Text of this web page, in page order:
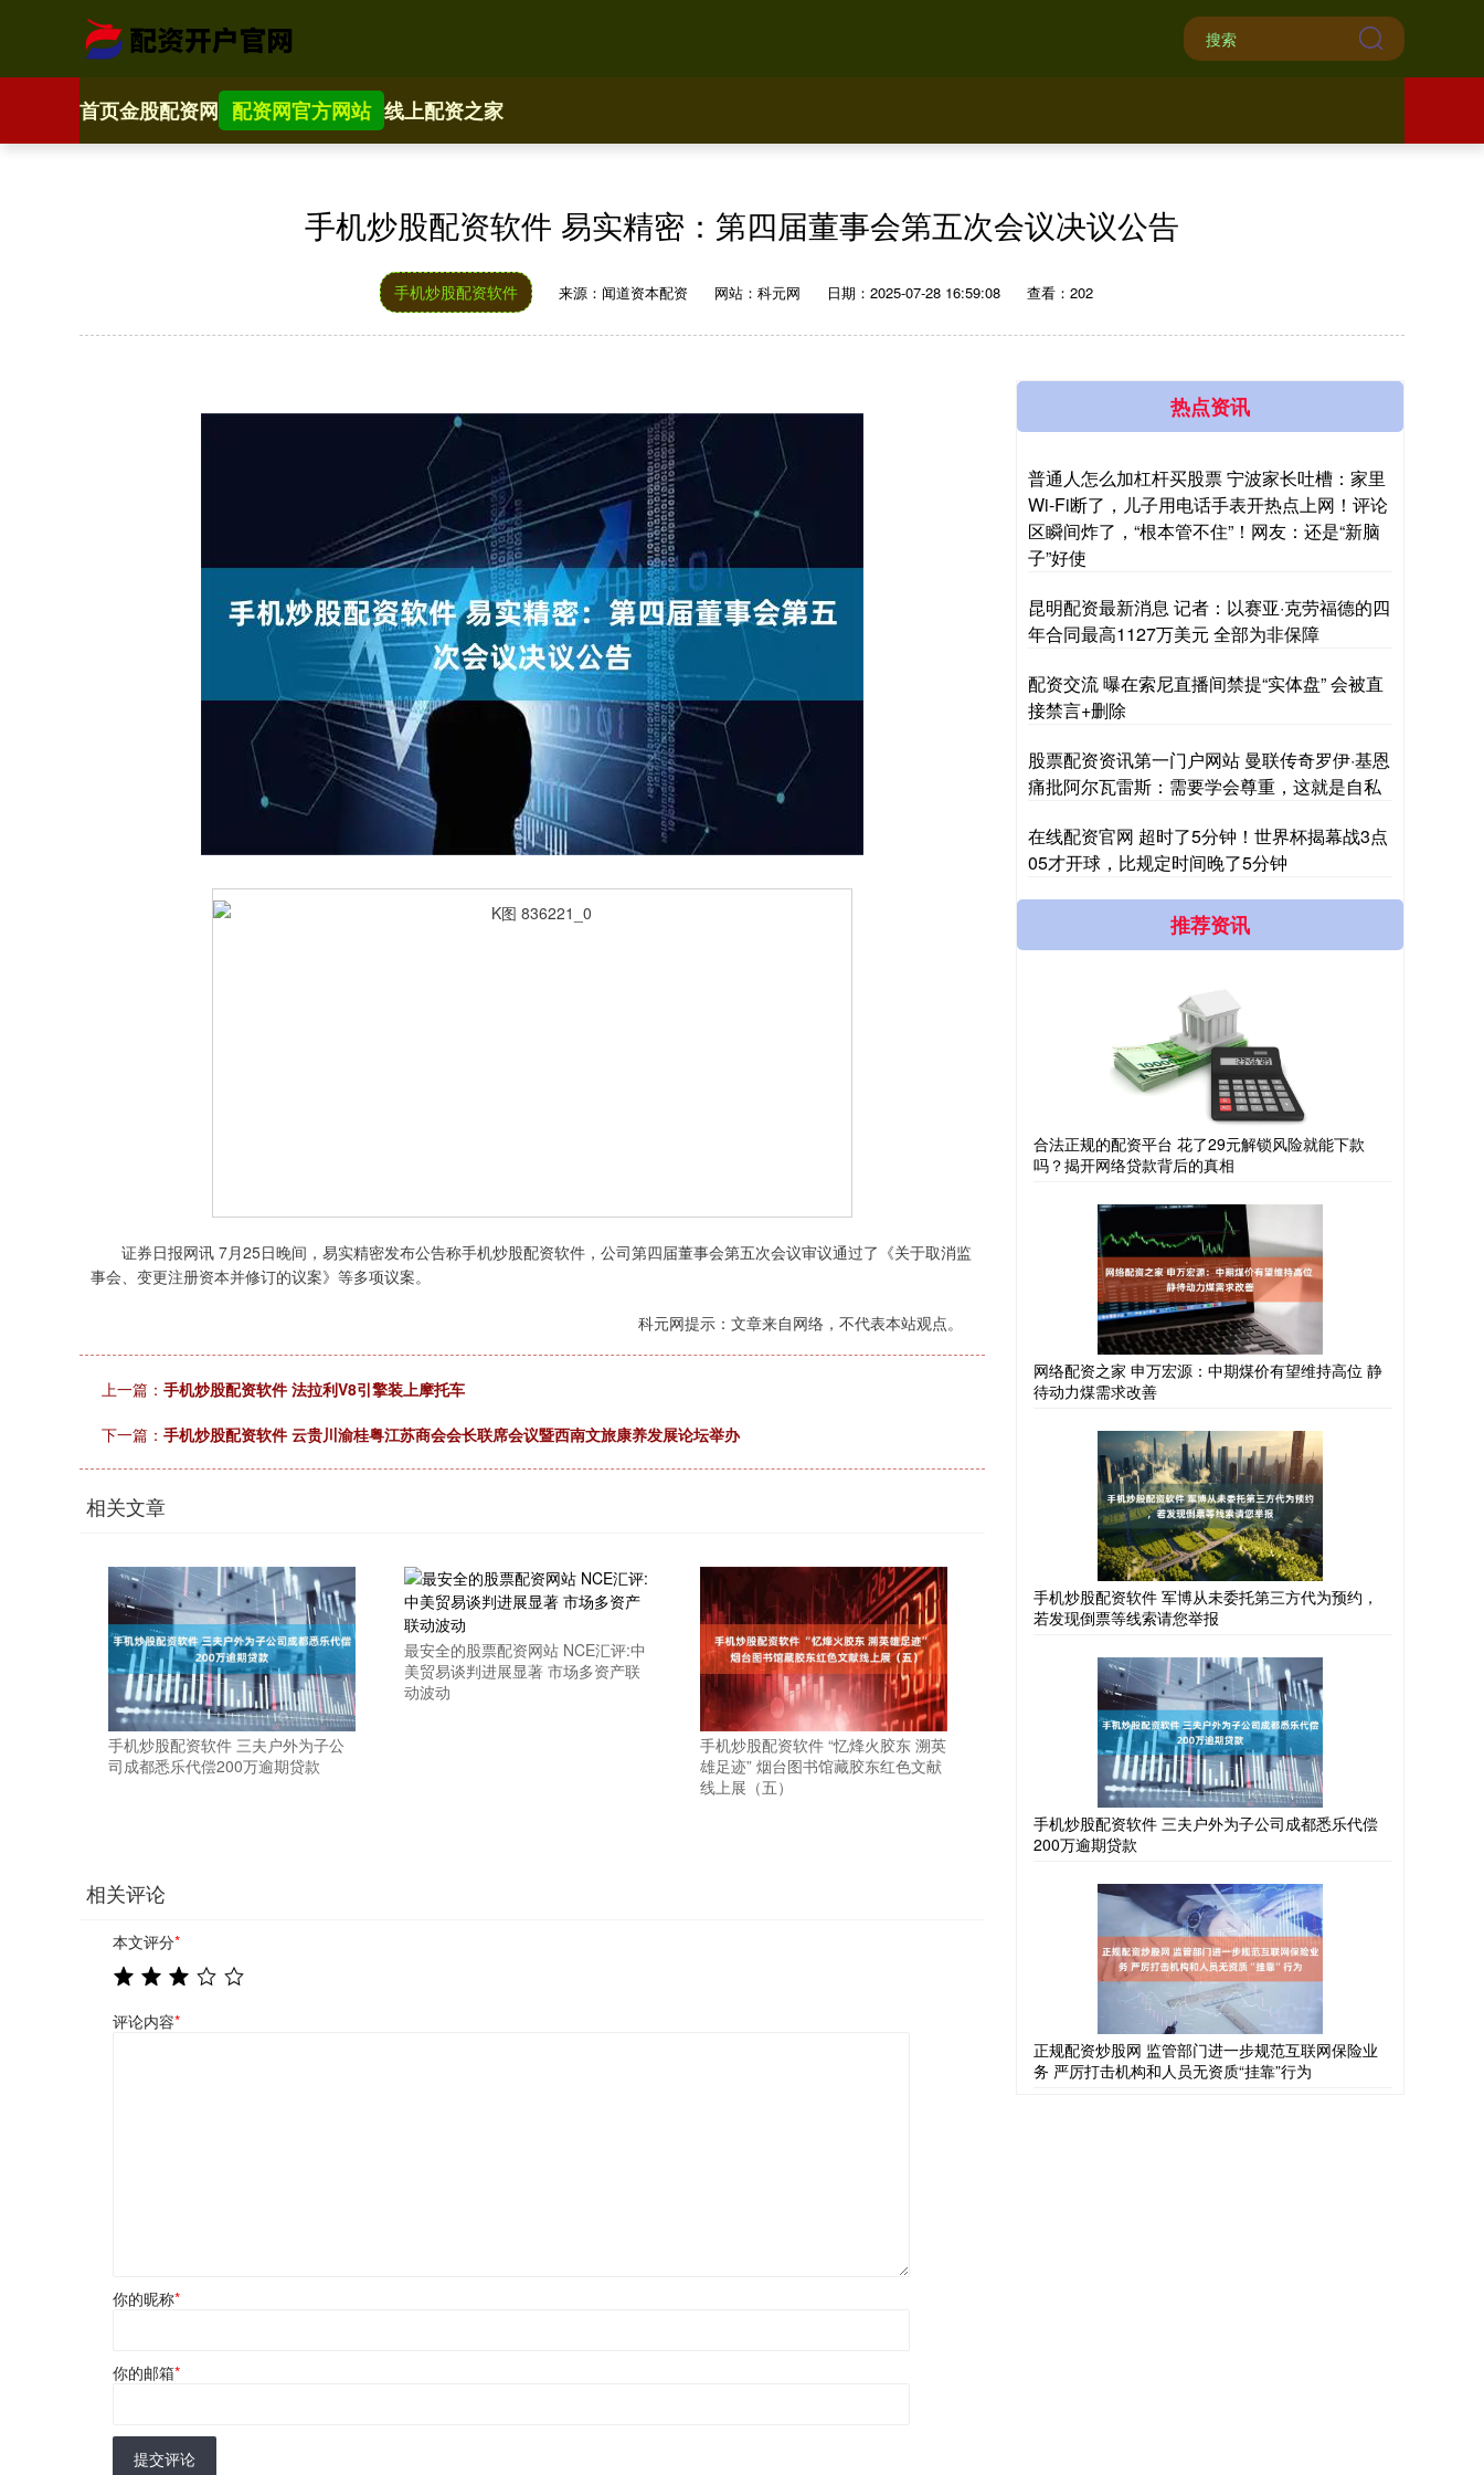
首页金股配资网 配资网官方网站 线上配资之家
手机炒股配资软件 易实精密：第四届董事会第五次会议决议公告
手机炒股配资软件 来源：闻道资本配资 网站：科元网 日期：2025-07-28 16:59:08 查看：202
证券日报网讯 7月25日晚间，易实精密发布公告称手机炒股配资软件，公司第四届董事会第五次会议审议通过了《关于取消监
事会、变更注册资本并修订的议案》等多项议案。
科元网提示：文章来自网络，不代表本站观点。
上一篇： 手机炒股配资软件 法拉利V8引擎装上摩托车
下一篇： 手机炒股配资软件 云贵川渝桂粤江苏商会会长联席会议暨西南文旅康养发展论坛举办
相关文章
手机炒股配资软件 三夫户外为子公
司成都悉乐代偿200万逾期贷款
最安全的股票配资网站 NCE汇评:中
美贸易谈判进展显著 市场多资产联
动波动
手机炒股配资软件 “忆烽火胶东 溯英
雄足迹” 烟台图书馆藏胶东红色文献
线上展（五）
相关评论
本文评分*
评论内容*
你的昵称*
你的邮箱*
提交评论
热点资讯
普通人怎么加杠杆买股票 宁波家长吐槽：家里
Wi-Fi断了，儿子用电话手表开热点上网！评论
区瞬间炸了，“根本管不住”！网友：还是“新脑
子”好使
昆明配资最新消息 记者：以赛亚·克劳福德的四
年合同最高1127万美元 全部为非保障
配资交流 曝在索尼直播间禁提“实体盘” 会被直
接禁言+删除
股票配资资讯第一门户网站 曼联传奇罗伊·基恩
痛批阿尔瓦雷斯：需要学会尊重，这就是自私
在线配资官网 超时了5分钟！世界杯揭幕战3点
05才开球，比规定时间晚了5分钟
推荐资讯
合法正规的配资平台 花了29元解锁风险就能下款
吗？揭开网络贷款背后的真相
网络配资之家 申万宏源：中期煤价有望维持高位 静
待动力煤需求改善
手机炒股配资软件 军博从未委托第三方代为预约，
若发现倒票等线索请您举报
手机炒股配资软件 三夫户外为子公司成都悉乐代偿
200万逾期贷款
正规配资炒股网 监管部门进一步规范互联网保险业
务 严厉打击机构和人员无资质“挂靠”行为